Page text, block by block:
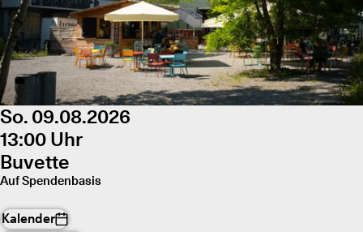
So. 09.08.2026
13:00 Uhr
Buvette
Auf Spendenbasis
Kalender